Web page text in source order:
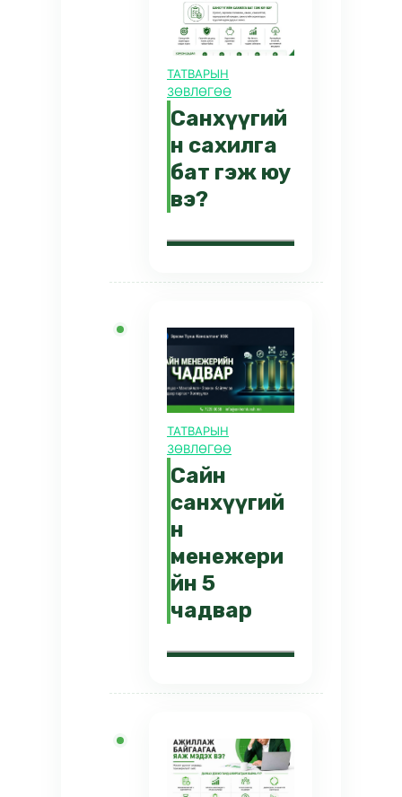
ТАТВАРЫН
ЗӨВЛӨГӨӨ
Санхүүгий
н сахилга
бат гэж юу
вэ?
ТАТВАРЫН
ЗӨВЛӨГӨӨ
Сайн
санхүүгий
н
менежери
йн 5
чадвар